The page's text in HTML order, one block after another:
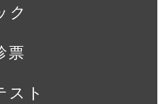
ク
票
スト